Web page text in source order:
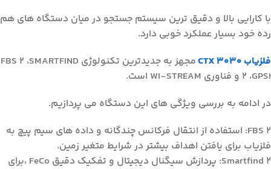
با کارایی بالا و دقیق ترین سیستم جستجو در میان دستگاه های هم
رده خود بسیار عملکرد خوبی دارد.
فلزیاب CTX 3030
مجهز به جدیدترین تکنولوژی FBS 2 ،SMARTFIND
2 ،GPSI و فناوری WI-STREAM است.
در ادامه به بررسی ویژگی های این دستگاه می پردازیم.
FBS 2: استفاده از انتقال فرکانس چندگانه و داده های سیم پیچ به
فلزیاب برای یافتن اهداف بیشتر در شرایط متغیر زمین.
Smartfind 2: پردازش سیگنال دیجیتال و تفکیک دقیق FeCo ،برای